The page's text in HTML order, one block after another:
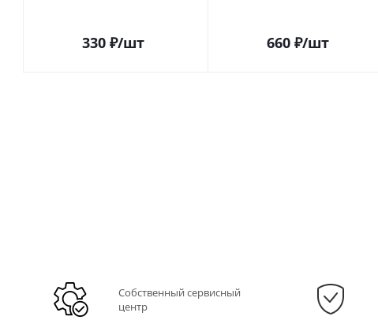
330 ₽/шт 660 ₽/шт
Собственный сервисный
центр